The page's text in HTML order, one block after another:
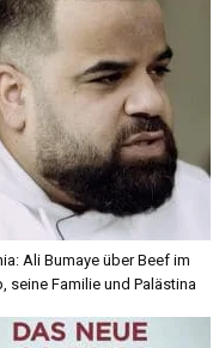
Ali Bumaye über Beef im
seine Familie und Palästina